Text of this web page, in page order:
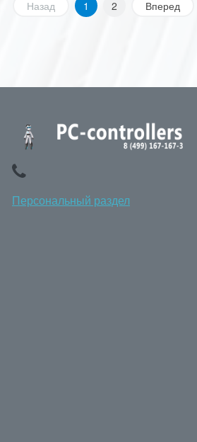
Назад 1 2 Вперед
Персональный раздел